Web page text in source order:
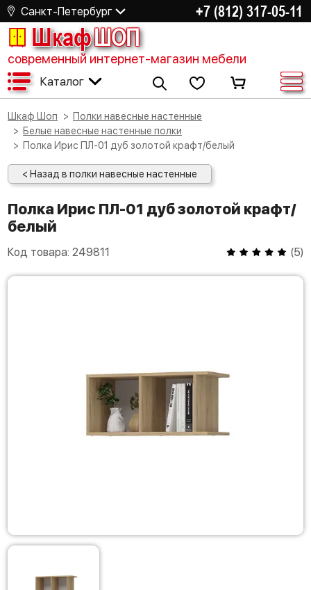
Санкт-Петербург +7 (812) 317-05-11
ШкафШОП
современный интернет-магазин мебели
Каталог
Шкаф Шоп
Полки навесные настенные
Белые навесные настенные полки
Полка Ирис ПЛ-01 дуб золотой крафт/белый
< Назад в полки навесные настенные
Полка Ирис ПЛ-01 дуб золотой крафт/
белый
Код товара: 249811 (5)